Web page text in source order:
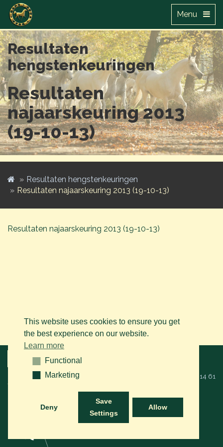
Menu
Resultaten
hengstenkeuringen
Resultaten
najaarskeuring 2013
(19-10-13)
Resultaten hengstenkeuringen
Resultaten najaarskeuring 2013 (19-10-13)
Resultaten najaarskeuring 2013 (19-10-13)
Menu
© 2026 BAPS vzw. Alle rechten voorbehouden. Bel ons op
+32 (0)14 61
76 09
This website uses cookies to ensure you get
the best experience on our website.
Learn more
Functional
Functional
MarketingMarketing
Deny
Save
Settings
Allow